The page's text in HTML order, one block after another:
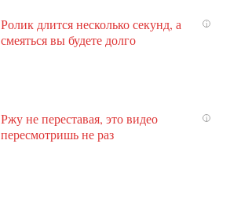
i
Ролик длится несколько секунд, а
смеяться вы будете долго
i
Ржу не переставая, это видео
пересмотришь не раз